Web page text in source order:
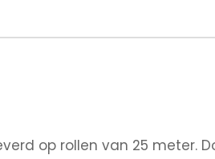
op rollen van 25 meter.